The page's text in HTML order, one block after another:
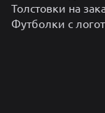
Толстовки на
Футболки с